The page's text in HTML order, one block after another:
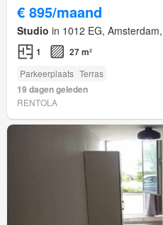
€ 895/maand
Studio in 1012 EG,
1 27 m²
Parkeerplaats Terras
19 dagen geleden
RENTOLA